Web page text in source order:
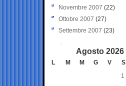
Novembre 2007 (22)
Ottobre 2007 (27)
Settembre 2007 (23)
Agosto 2026
L M M G V S
1